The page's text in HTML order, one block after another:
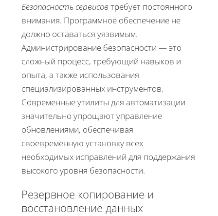
Безопасность сервисов требует постоянного
внимания. Программное обеспечение не
должно оставаться уязвимым.
Администрирование безопасности — это
сложный процесс, требующий навыков и
опыта, а также использования
специализированных инструментов.
Современные утилиты для автоматизации
значительно упрощают управление
обновлениями, обеспечивая
своевременную установку всех
необходимых исправлений для поддержания
высокого уровня безопасности.
Резервное копирование и
восстановление данных